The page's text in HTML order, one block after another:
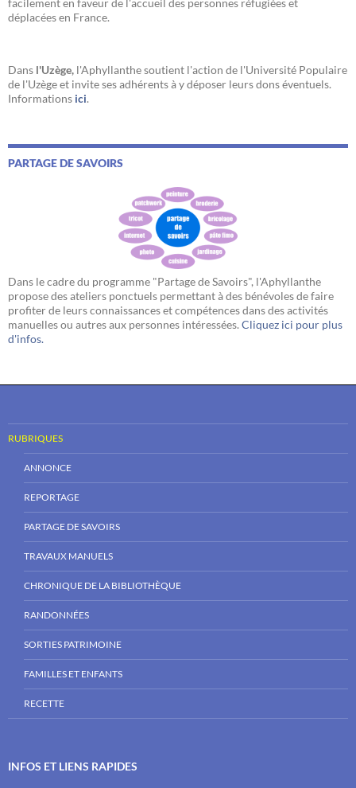
facilement en faveur de l'accueil des personnes réfugiées et
déplacées en France.
Dans l'Uzège, l'Aphyllanthe soutient l'action de l'Université Populaire
de l'Uzège et invite ses adhérents à y déposer leurs dons éventuels.
Informations ici.
PARTAGE DE SAVOIRS
Dans le cadre du programme "Partage de Savoirs", l'Aphyllanthe
propose des ateliers ponctuels permettant à des bénévoles de faire
profiter de leurs connaissances et compétences dans des activités
manuelles ou autres aux personnes intéressées. Cliquez ici pour plus
d'infos.
RUBRIQUES
ANNONCE
REPORTAGE
PARTAGE DE SAVOIRS
TRAVAUX MANUELS
CHRONIQUE DE LA BIBLIOTHÈQUE
RANDONNÉES
SORTIES PATRIMOINE
FAMILLES ET ENFANTS
RECETTE
INFOS ET LIENS RAPIDES